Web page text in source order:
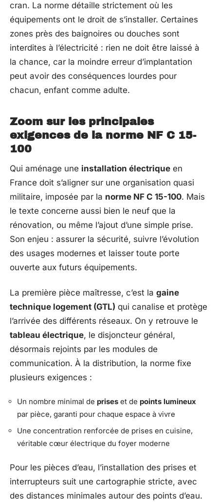
cran. La norme détaille strictement où les
équipements ont le droit de s’installer. Certaines
zones près des baignoires ou douches sont
interdites à l’électricité : rien ne doit être laissé à
la chance, car la moindre erreur d’implantation
peut avoir des conséquences lourdes pour
chacun, enfant comme adulte.
Zoom sur les principales
exigences de la norme NF C 15-
100
Qui aménage une installation électrique en
France doit s’aligner sur une organisation quasi
militaire, imposée par la norme NF C 15-100. Mais
le texte concerne aussi bien le neuf que la
rénovation, ou même l’ajout d’une simple prise.
Son enjeu : assurer la sécurité, suivre l’évolution
des usages modernes et laisser toute porte
ouverte aux futurs équipements.
La première pièce maîtresse, c’est la gaine
technique logement (GTL) qui canalise et protège
l’arrivée des différents réseaux. On y retrouve le
tableau électrique, le disjoncteur général,
désormais rejoints par les modules de
communication. À la distribution, la norme fixe
plusieurs exigences :
Un nombre minimal de prises et de points lumineux
par pièce, garanti pour chaque espace à vivre
Une concentration renforcée de prises en cuisine,
véritable cœur électrique du foyer moderne
Pour les pièces d’eau, l’installation des prises et
interrupteurs suit une cartographie stricte, avec
des distances minimales autour des points d’eau.